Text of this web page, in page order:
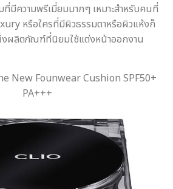
มีความพรีเมี่ยมมากๆ เหมาะสำหรับคนที่
หรือใครที่มีผิวธรรมดาหรือผิวแห้งก็
งผลิตภัณฑ์ที่นิยมใช้แต่งหน้าออกงาน
New Founwear Cushion SPF50+
PA+++